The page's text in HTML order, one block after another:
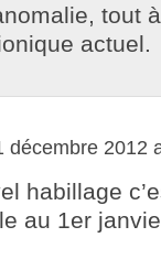
tout
actuel.
décembre 2012
habillage
au 1er